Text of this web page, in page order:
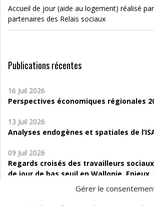
Gérer le
Accueil de jour (aide au logement) réalisé
partenaires des Relais sociaux
Publications récentes
16 Juil 2026
Perspectives économiques régionales
13 Juil 2026
Analyses endogènes et spatiales de
09 Juil 2026
Regards croisés des travailleurs
de jour de bas seuil en Wallonie.